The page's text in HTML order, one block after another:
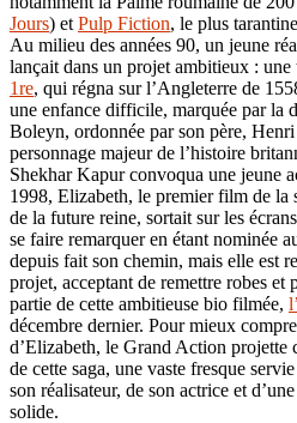
Jours) et Pulp Fiction, le plus
Au milieu des années 90, un jeune
lançait dans un projet ambitieux : une
1re, qui régna sur l’Angleterre de
une enfance difficile, marquée par la
Boleyn, ordonnée par son père,
personnage majeur de l’histoire
Shekhar Kapur convoqua une jeune
1998, Elizabeth, le premier film de la
de la future reine, sortait sur les
se faire remarquer en étant nominée
depuis fait son chemin, mais elle est
projet, acceptant de remettre robes et
partie de cette ambitieuse bio filmée,
décembre dernier. Pour mieux
d’Elizabeth, le Grand Action projette
de cette saga, une vaste fresque
son réalisateur, de son actrice et
solide.